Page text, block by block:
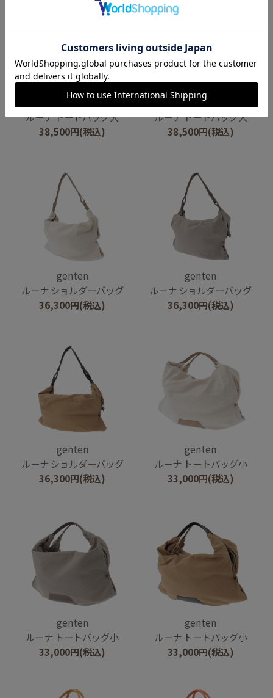
genten
ルーナ トートバッグ大
38,500円(税込)
genten
ルーナ トートバッグ大
38,500円(税込)
genten
ルーナ ショルダーバッグ
36,300円(税込)
genten
ルーナ ショルダーバッグ
36,300円(税込)
genten
ルーナ ショルダーバッグ
36,300円(税込)
genten
ルーナ トートバッグ小
33,000円(税込)
genten
ルーナ トートバッグ小
33,000円(税込)
genten
ルーナ トートバッグ小
33,000円(税込)